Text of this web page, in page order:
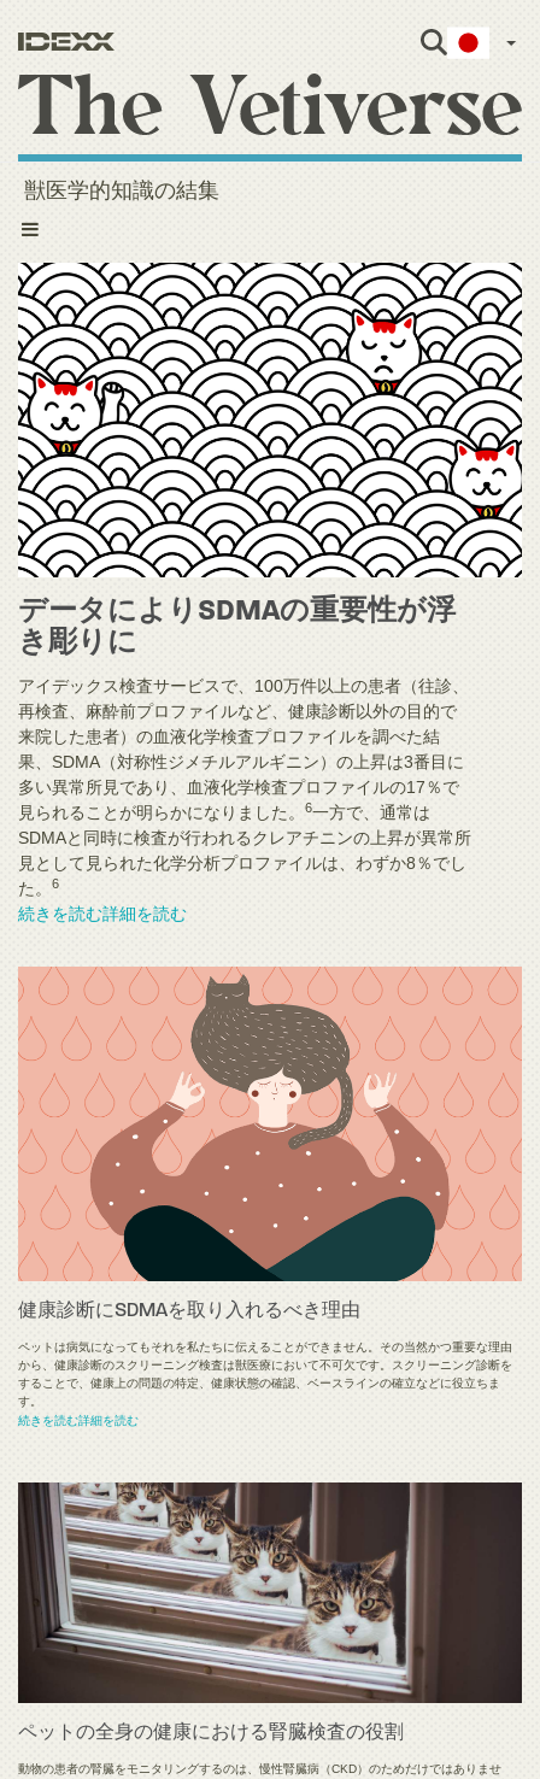
Toggle
獣医学的知識の結集
データによりSDMAの重要性が浮
き彫りに
アイデックス検査サービスで、100万件以上の患者（往診、
再検査、麻酔前プロファイルなど、健康診断以外の目的で
来院した患者）の血液化学検査プロファイルを調べた結
果、SDMA（対称性ジメチルアルギニン）の上昇は3番目に
多い異常所見であり、血液化学検査プロファイルの17％で
見られることが明らかになりました。
6一方で、通常は
SDMAと同時に検査が行われるクレアチニンの上昇が異常所
見として見られた化学分析プロファイルは、わずか8％でし
た。
6
続きを読む詳細を読む
健康診断にSDMAを取り入れるべき理由
ペットは病気になってもそれを私たちに伝えることができません。その当然かつ重要な理由
から、健康診断のスクリーニング検査は獣医療において不可欠です。スクリーニング診断を
することで、健康上の問題の特定、健康状態の確認、ベースラインの確立などに役立ちま
す。
続きを読む詳細を読む
ペットの全身の健康における腎臓検査の役割
動物の患者の腎臓をモニタリングするのは、慢性腎臓病（CKD）のためだけではありませ